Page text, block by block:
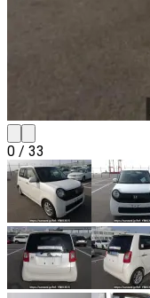
0 / 33